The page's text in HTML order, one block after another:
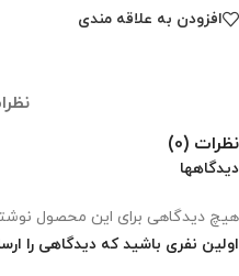
افزودن به علاقه مندی
نظرات (0)
دیدگاهها
هیچ دیدگاهی برای این محصول
اولین نفری باشید که دیدگاهی را